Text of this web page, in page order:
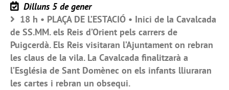
Dilluns 5 de gener
18 h • PLAÇA DE L’ESTACIÓ • Inici de la Cavalcada
de SS.MM. els Reis d’Orient pels carrers de
Puigcerdà. Els Reis visitaran l’Ajuntament on rebran
les claus de la vila. La Cavalcada finalitzarà a
l’Església de Sant Domènec on els infants lliuraran
les cartes i rebran un obsequi.